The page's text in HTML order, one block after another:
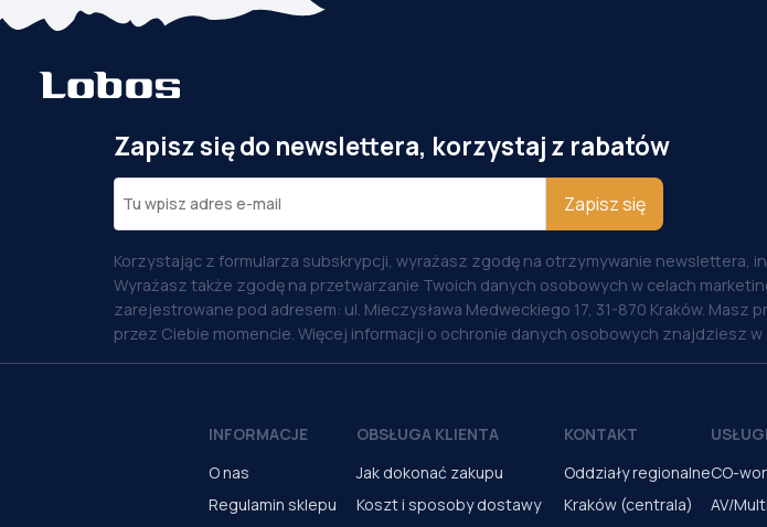
Zapisz się do newslettera, korzystaj z rabatów
Zapisz się
Korzystając z formularza subskrypcji, wyrażasz zgodę na otrzymywanie newslettera,
Wyrażasz także zgodę na przetwarzanie Twoich danych osobowych w celach
zarejestrowane pod adresem: ul. Mieczysława Medweckiego 17, 31-870 Kraków.
przez Ciebie momencie. Więcej informacji o ochronie danych osobowych znajdziesz w
INFORMACJE
O nas
Regulamin sklepu
OBSŁUGA KLIENTA
Jak dokonać zakupu
Koszt i sposoby dostawy
KONTAKT
Oddziały regionalne
Kraków (centrala)
CO-
AV/